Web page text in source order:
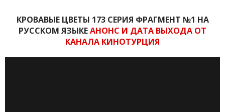
КРОВАВЫЕ ЦВЕТЫ 173 СЕРИЯ ФРАГМЕНТ №1 НА
РУССКОМ ЯЗЫКЕАНОНС И ДАТА ВЫХОДА ОТ
КАНАЛА КИНОТУРЦИЯ